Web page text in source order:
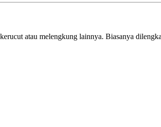
atau melengkung lainnya. Biasanya